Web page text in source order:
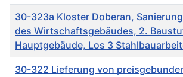
30-323a Kloster Doberan,
des Wirtschaftsgebäudes, 2.
Hauptgebäude, Los 3
30-322 Lieferung von